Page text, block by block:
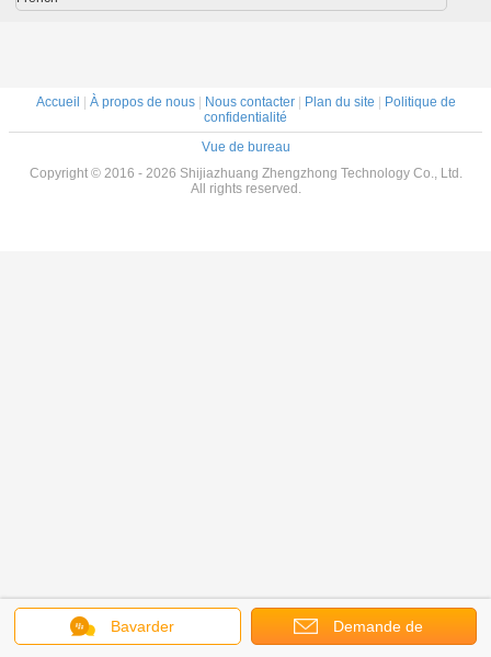
Bavarder Demande de
Accueil À propos de nous| Nous contacter| Plan du site
Politique de
confidentialité
Vue de bureau
Copyright © 2016 - 2026 Shijiazhuang Zhengzhong Technology Co., Ltd.
All rights reserved.